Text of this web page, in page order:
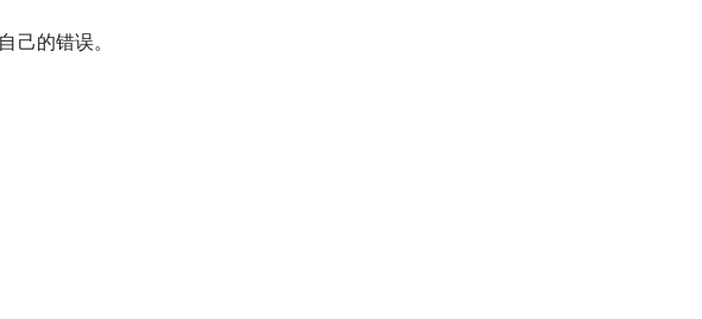
的错误。